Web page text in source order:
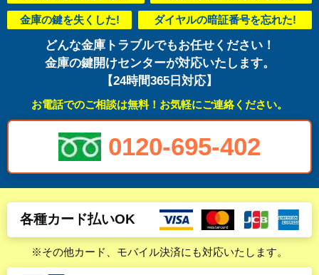
金庫の鍵を失くした! ダイヤルの暗証番号を忘れた!
どんな金庫トラブルでもお任せください！
金庫の鍵開けセンターが対応いたします。
【24時間365日対応】
お電話でのご相談は無料！お気軽にご連絡ください。
0120-695-402
各種カード払いOK
※その他カード、モバイル決済にも対応いたします。